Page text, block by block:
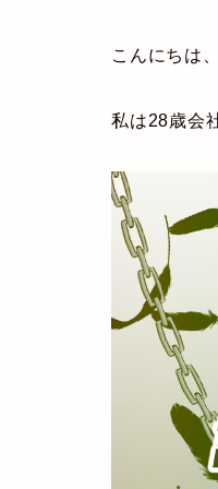
こんにちは
私は28歳会